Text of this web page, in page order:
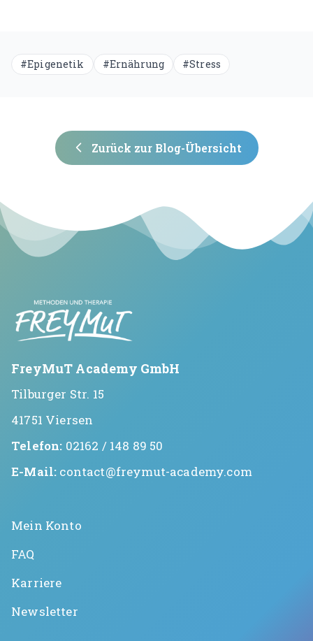
#Epigenetik #Ernährung #Stress
Zurück zur Blog-Übersicht
FreyMuT Academy GmbH
Tilburger Str. 15
41751 Viersen
Telefon: 02162 / 148 89 50
E-Mail: contact@freymut-academy.com
Mein Konto
FAQ
Karriere
Newsletter